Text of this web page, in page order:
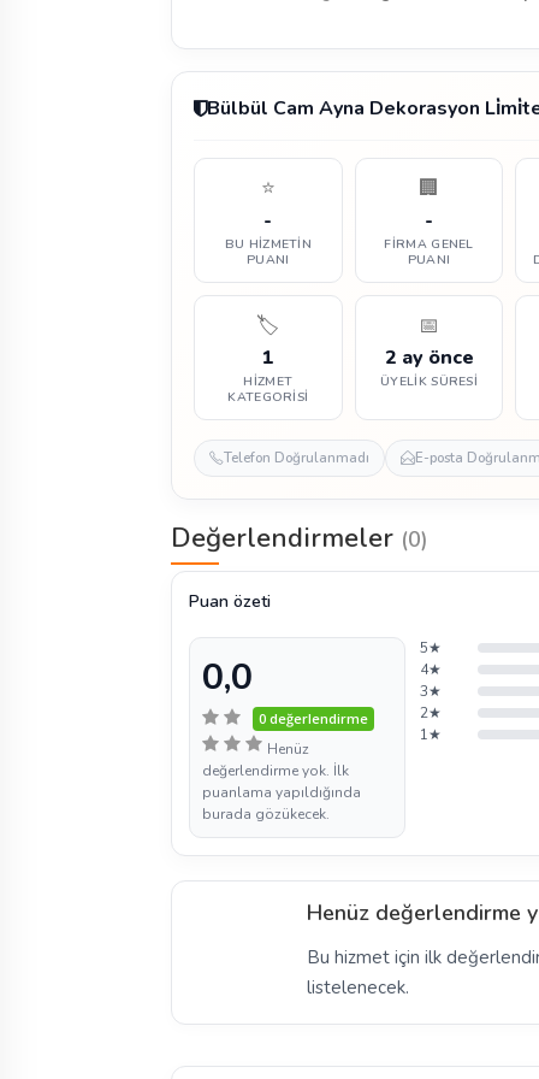
Bülbül Cam Ayna Dekorasyon
⭐
-
BU HIZMETIN
PUANI
🏢
-
FIRMA GENEL
PUANI
🏷️
1
HIZMET
KATEGORISI
📅
2 ay önce
ÜYELIK SÜRESI
Telefon Doğrulanmadı E-posta
Değerlendirmeler (0)
Puan özeti
0,0
0 değerlendirme
Henüz
değerlendirme yok. İlk
puanlama yapıldığında
burada gözükecek.
5★
4★
3★
2★
1★
Henüz değerlendirme
Bu hizmet için ilk
listelenecek.